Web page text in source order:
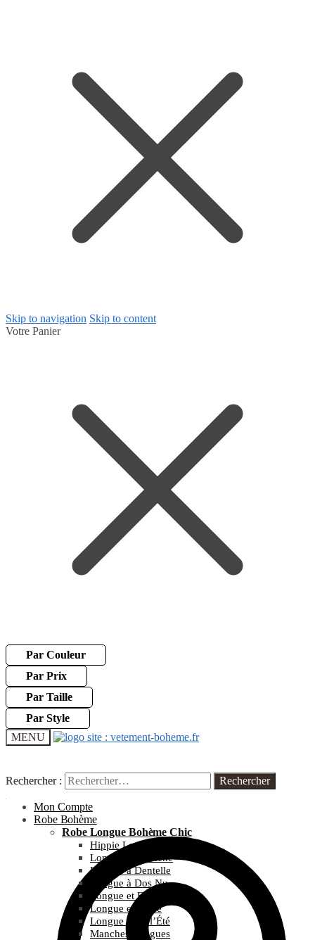
Skip to navigation Skip to content
Votre Panier
Par Couleur
Par Prix
Par Taille
Par Style
MENU
Rechercher :
Mon Compte
Rechercher :
Robe Bohème
Robe Longue Bohème Chic
Hippie Longue
Longue et Blanche
Longue à Dentelle
Longue à Dos Nu
Longue et Fleurie
Longue et Noire
Longue pour l’Été
Manches Longues